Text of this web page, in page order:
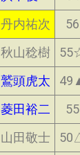
丹内祐次
56
秋山稔樹
鷲頭虎太
菱田裕二
55
山田敬士